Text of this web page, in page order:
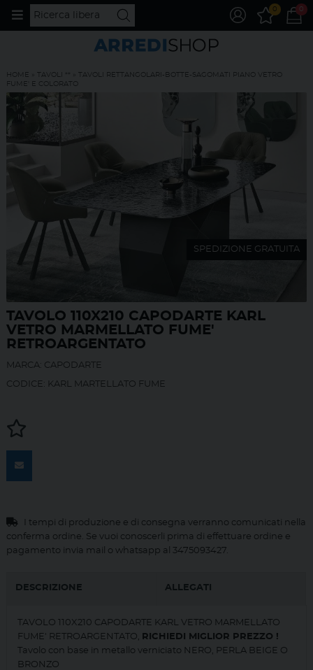
0
0
HOME TAVOLI **
TAVOLI RETTANGOLARI-BOTTE-SAGOMATI PIANO VETRO
FUME' E COLORATO
SPEDIZIONE GRATUITA
TAVOLO 110X210 CAPODARTE KARL
VETRO MARMELLATO FUME'
RETROARGENTATO
MARCA: CAPODARTE
CODICE: KARL MARTELLATO FUME
I tempi di produzione e di consegna verranno comunicati nella
conferma ordine. Se vuoi conoscerli prima di effettuare ordine e
pagamento invia mail o whatsapp al 3475093427.
DESCRIZIONE ALLEGATI
TAVOLO 110X210 CAPODARTE KARL VETRO MARMELLATO
FUME' RETROARGENTATO, RICHIEDI MIGLIOR PREZZO !
Tavolo con base in metallo verniciato NERO, PERLA BEIGE O
BRONZO